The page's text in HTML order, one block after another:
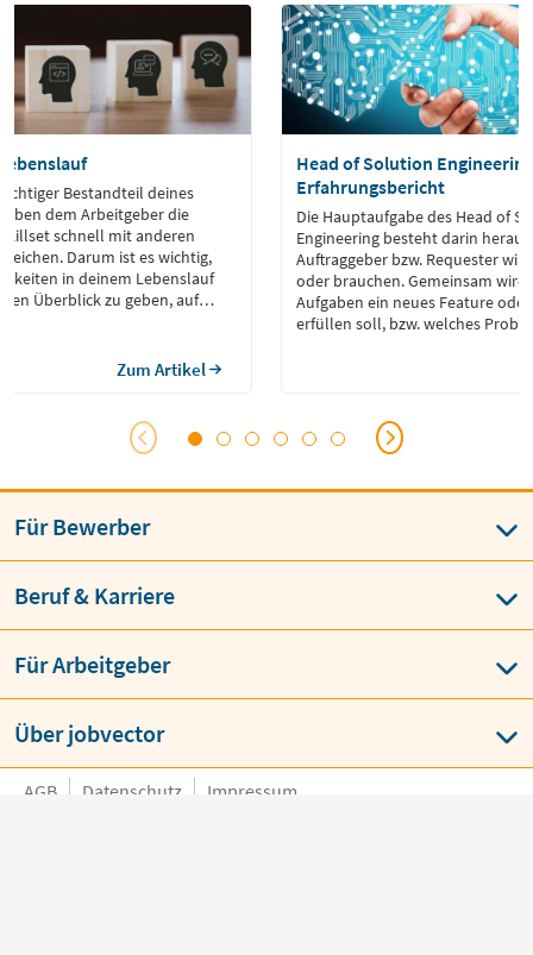
Bestandteil deines
dem Arbeitgeber die
schnell mit anderen
Darum ist es wichtig,
in deinem Lebenslauf
Überblick zu geben, auf
Zum Artikel
Head of Solution
Erfahrungsbericht
Die Hauptaufgabe des Head of
Engineering besteht darin
Auftraggeber bzw. Requester
oder brauchen. Gemeinsam
Aufgaben ein neues Feature
erfüllen soll, bzw. welches
Für Bewerber
Beruf & Karriere
Für Arbeitgeber
Über jobvector
AGB Datenschutz Impressum